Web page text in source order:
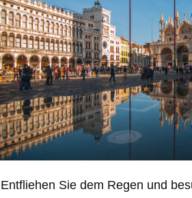
Entfliehen Sie dem Regen und